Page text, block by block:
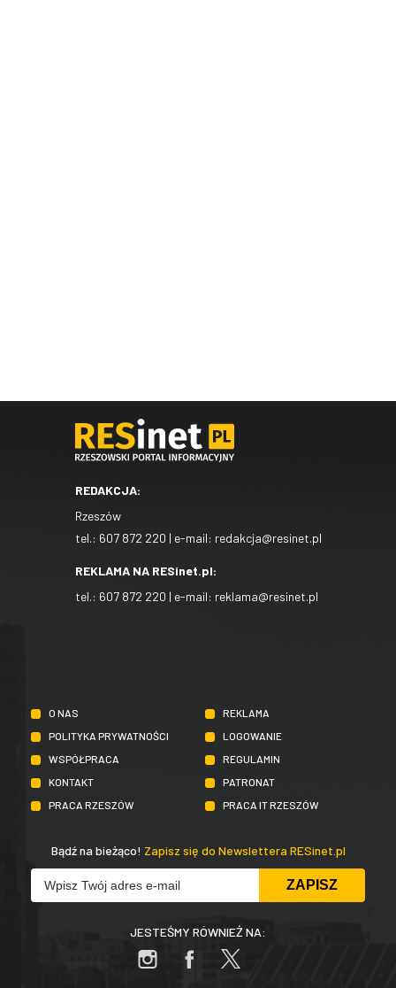
REDAKCJA:
Rzeszów
tel.: 607 872 220 | e-mail: redakcja@resinet.pl
REKLAMA NA RESinet.pl:
tel.: 607 872 220 | e-mail: reklama@resinet.pl
O NAS
REKLAMA
POLITYKA PRYWATNOŚCI
LOGOWANIE
WSPÓŁPRACA
REGULAMIN
KONTAKT
PATRONAT
PRACA RZESZÓW
PRACA IT RZESZÓW
Bądź na bieżąco! Zapisz się do Newslettera RESinet.pl
JESTEŚMY RÓWNIEŻ NA: